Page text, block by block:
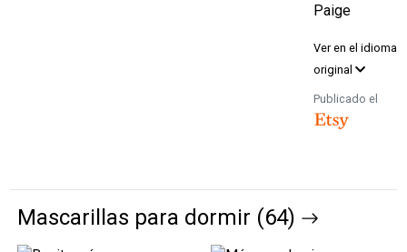
Paige
Ver en el idioma
original
Publicado el
Mascarillas para dormir (64)